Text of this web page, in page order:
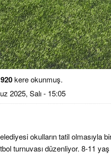
920kere okunmuş.
2025, Salı - 15:05
okulların tatil
turnuvası düzenliyor. 8-11 yaş